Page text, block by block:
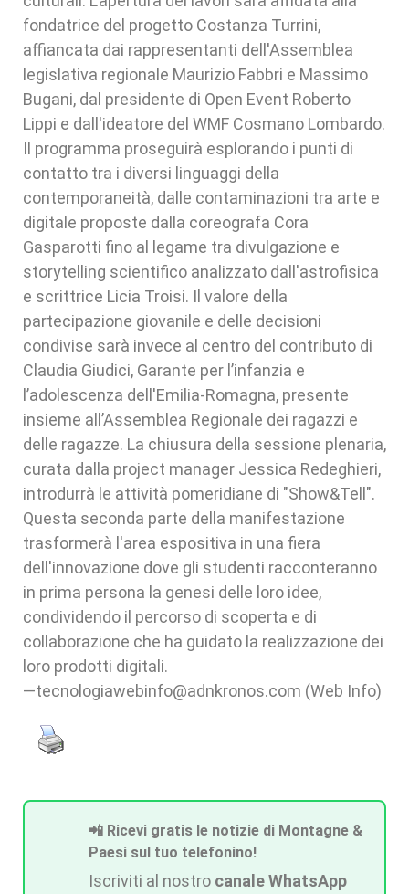
fondatrice del progetto Costanza Turrini,
affiancata dai rappresentanti dell'Assemblea
legislativa regionale Maurizio Fabbri e Massimo
Bugani, dal presidente di Open Event Roberto
Lippi e dall'ideatore del WMF Cosmano Lombardo.
Il programma proseguirà esplorando i punti di
contatto tra i diversi linguaggi della
contemporaneità, dalle contaminazioni tra arte e
digitale proposte dalla coreografa Cora
Gasparotti fino al legame tra divulgazione e
storytelling scientifico analizzato dall'astrofisica
e scrittrice Licia Troisi. Il valore della
partecipazione giovanile e delle decisioni
condivise sarà invece al centro del contributo di
Claudia Giudici, Garante per l’infanzia e
l’adolescenza dell'Emilia-Romagna, presente
insieme all’Assemblea Regionale dei ragazzi e
delle ragazze. La chiusura della sessione plenaria,
curata dalla project manager Jessica Redeghieri,
introdurrà le attività pomeridiane di "Show&Tell".
Questa seconda parte della manifestazione
trasformerà l'area espositiva in una fiera
dell'innovazione dove gli studenti racconteranno
in prima persona la genesi delle loro idee,
condividendo il percorso di scoperta e di
collaborazione che ha guidato la realizzazione dei
loro prodotti digitali.
—tecnologiawebinfo@adnkronos.com (Web Info)
📲 Ricevi gratis le notizie di Montagne &
Paesi sul tuo telefonino!
Iscriviti al nostro canale WhatsApp